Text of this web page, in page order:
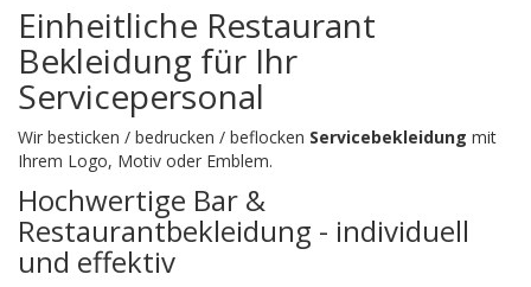
Einheitliche Restaurant
Bekleidung für Ihr
Servicepersonal
Wir besticken / bedrucken / beflocken Servicebekleidung mit
Ihrem Logo, Motiv oder Emblem.
Hochwertige Bar &
Restaurantbekleidung - individuell
und effektiv